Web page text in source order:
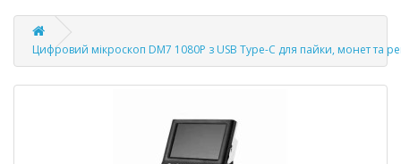
Цифровий мікроскоп DM7 1080P з USB Type-C для пайки, монет та